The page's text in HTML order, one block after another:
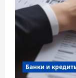
Банки и